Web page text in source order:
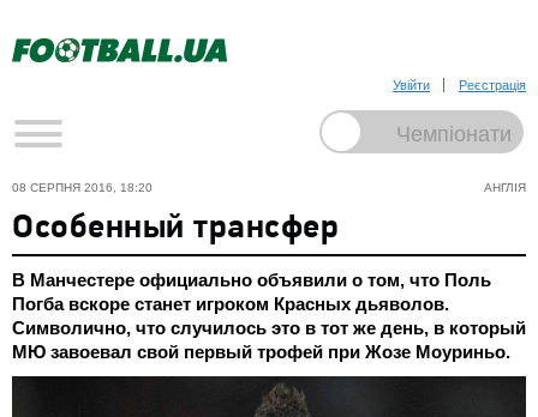
Увійти Реєстрація
АНГЛІЯ
08 СЕРПНЯ 2016, 18:20
Особенный трансфер
В Манчестере официально объявили о том, что Поль
Погба вскоре станет игроком Красных дьяволов.
Символично, что случилось это в тот же день, в который
МЮ завоевал свой первый трофей при Жозе Моуриньо.